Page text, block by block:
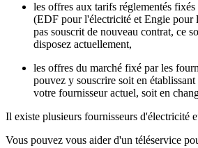
les offres aux tarifs réglementés
(EDF pour l'électricité et Engie pour
pas souscrit de nouveau contrat, ce
disposez actuellement,
les offres du marché fixé par les
pouvez y souscrire soit en
votre fournisseur actuel, soit en
Il existe plusieurs fournisseurs d'électricité
Vous pouvez vous aider d'un téléservice